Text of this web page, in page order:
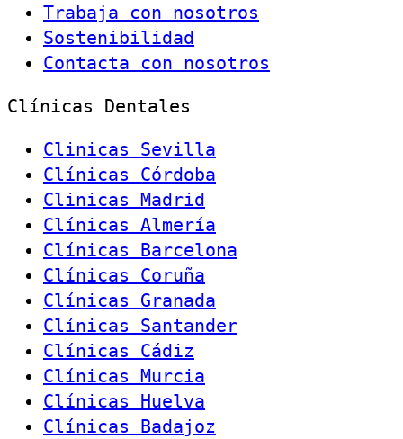
Trabaja con nosotros
Sostenibilidad
Contacta con nosotros
Clínicas Dentales
Clinicas Sevilla
Clínicas Córdoba
Clinicas Madrid
Clínicas Almería
Clínicas Barcelona
Clínicas Coruña
Clínicas Granada
Clínicas Santander
Clínicas Cádiz
Clínicas Murcia
Clínicas Huelva
Clínicas Badajoz